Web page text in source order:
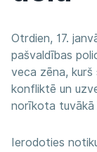
Otrdien, 17.
pašvaldības
veca zēna, kurš
konfliktē un
norīkota tuvākā
Ierodoties